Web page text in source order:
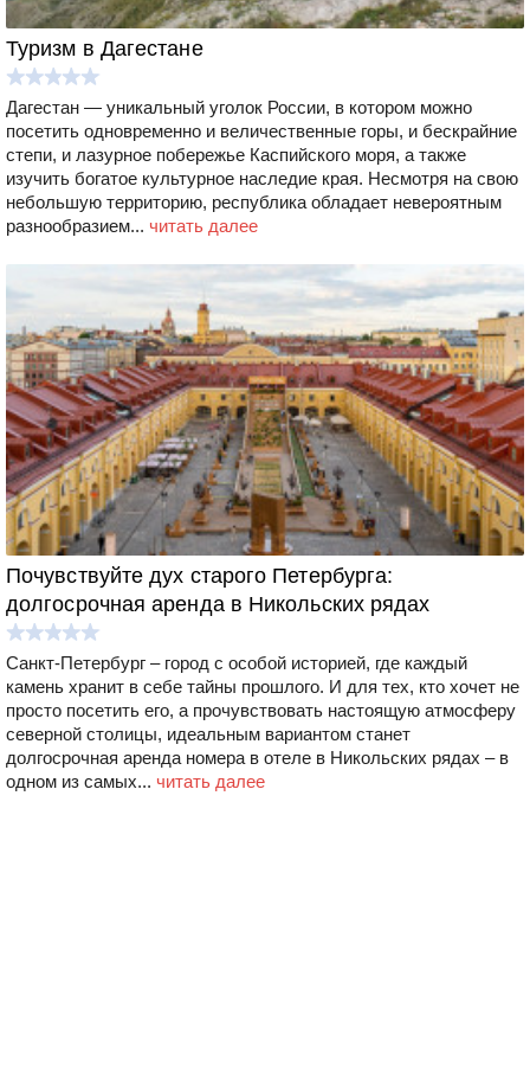
Туризм в Дагестане
Дагестан — уникальный уголок России, в котором можно
посетить одновременно и величественные горы, и бескрайние
степи, и лазурное побережье Каспийского моря, а также
изучить богатое культурное наследие края. Несмотря на свою
небольшую территорию, республика обладает невероятным
разнообразием... читать далее
Почувствуйте дух старого Петербурга:
долгосрочная аренда в Никольских рядах
Санкт-Петербург – город с особой историей, где каждый
камень хранит в себе тайны прошлого. И для тех, кто хочет не
просто посетить его, а прочувствовать настоящую атмосферу
северной столицы, идеальным вариантом станет
долгосрочная аренда номера в отеле в Никольских рядах – в
одном из самых... читать далее